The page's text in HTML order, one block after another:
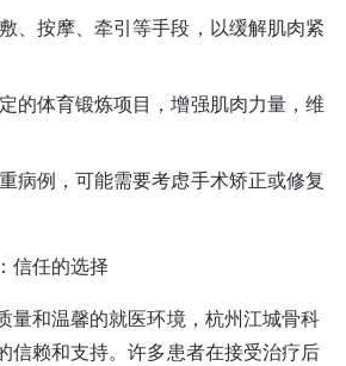
、按摩、牵引等手段，以缓解肌肉紧
的体育锻炼项目，增强肌肉力量，维
病例，可能需要考虑手术矫正或修复
信任的选择
量和温馨的就医环境，杭州江城骨科
信赖和支持。许多患者在接受治疗后